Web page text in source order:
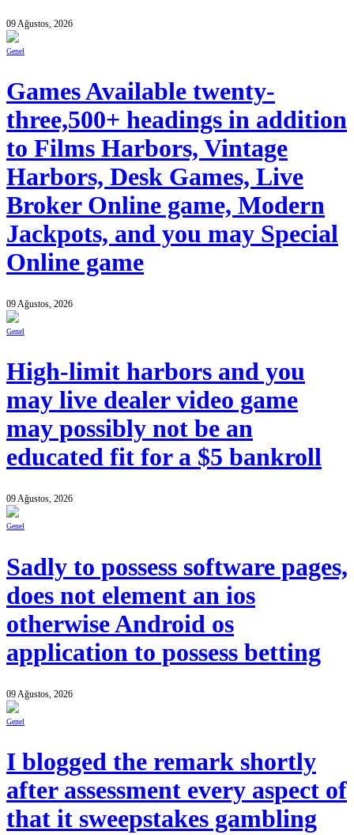
09 Ağustos, 2026
Genel
Games Available twenty-
three,500+ headings in addition
to Films Harbors, Vintage
Harbors, Desk Games, Live
Broker Online game, Modern
Jackpots, and you may Special
Online game
09 Ağustos, 2026
Genel
High-limit harbors and you
may live dealer video game
may possibly not be an
educated fit for a $5 bankroll
09 Ağustos, 2026
Genel
Sadly to possess software pages,
does not element an ios
otherwise Android os
application to possess betting
09 Ağustos, 2026
Genel
I blogged the remark shortly
after assessment every aspect of
that it sweepstakes gambling